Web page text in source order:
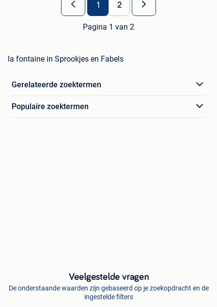
1 2
Pagina 1 van 2
la fontaine in Sprookjes en Fabels
Gerelateerde zoektermen
Populaire zoektermen
Veelgestelde vragen
De onderstaande waarden zijn gebaseerd op je zoekopdracht en de
ingestelde filters